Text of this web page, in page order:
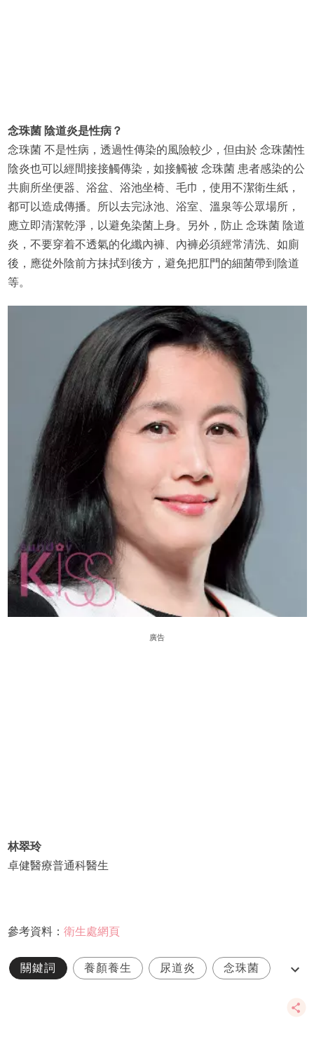
念珠菌 陰道炎是性病？
念珠菌 不是性病，透過性傳染的風險較少，但由於 念珠菌性
陰炎也可以經間接接觸傳染，如接觸被 念珠菌 患者感染的公
共廁所坐便器、浴盆、浴池坐椅、毛巾，使用不潔衛生紙，
都可以造成傳播。所以去完泳池、浴室、溫泉等公眾場所，
應立即清潔乾淨，以避免染菌上身。另外，防止 念珠菌 陰道
炎，不要穿着不透氣的化纖內褲、內褲必須經常清洗、如廁
後，應從外陰前方抹拭到後方，避免把肛門的細菌帶到陰道
等。
廣告
林翠玲
卓健醫療普通科醫生
參考資料： 衛生處網頁
關鍵詞 養顏養生 尿道炎 念珠菌